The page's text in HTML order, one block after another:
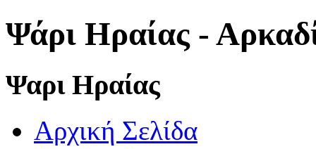
Ψάρι Ηραίας -
Ψαρι Ηραίας
Αρχική Σελίδα